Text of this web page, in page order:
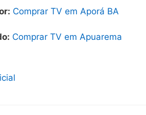
Comprar TV em Aporá BA
Comprar TV em Apuarema